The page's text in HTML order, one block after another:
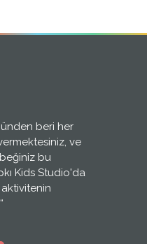
beri her
ve
bu
Kids Studio'da
aktivitenin